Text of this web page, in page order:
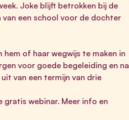
Joke blijft betrokken bij de
een school voor de dochter
of haar wegwijs te maken in
voor goede begeleiding en na
van een termijn van drie
gratis webinar. Meer info en